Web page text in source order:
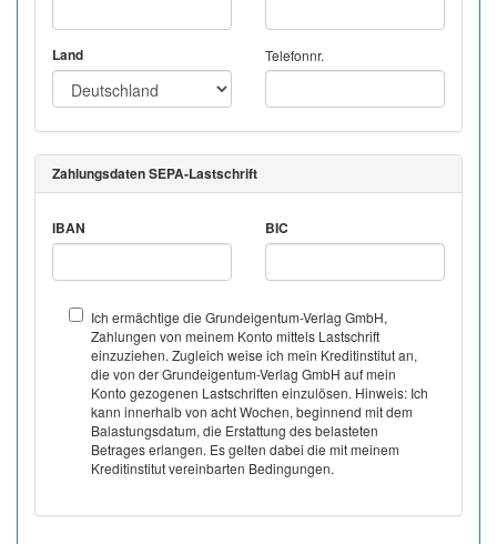
Land Telefonnr.
Zahlungsdaten SEPA-Lastschrift
IBAN BIC
Ich ermächtige die Grundeigentum-Verlag GmbH,
Zahlungen von meinem Konto mittels Lastschrift
einzuziehen. Zugleich weise ich mein Kreditinstitut an,
die von der Grundeigentum-Verlag GmbH auf mein
Konto gezogenen Lastschriften einzulösen. Hinweis: Ich
kann innerhalb von acht Wochen, beginnend mit dem
Balastungsdatum, die Erstattung des belasteten
Betrages erlangen. Es gelten dabei die mit meinem
Kreditinstitut vereinbarten Bedingungen.